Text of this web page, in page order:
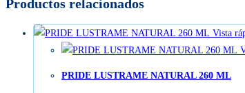
Productos relacionados
Vista
PRIDE LUSTRAME NATURAL 260 ML